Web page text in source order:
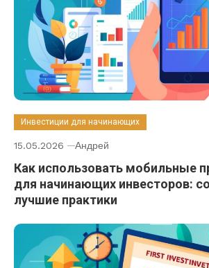
Инвестиции для начинающих
15.05.2026 Андрей
Как использовать мобильные
для начинающих инвесторов:
лучшие практики